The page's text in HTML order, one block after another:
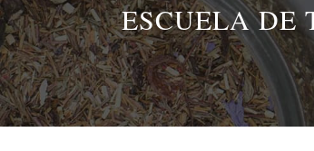
ESCUELA DE